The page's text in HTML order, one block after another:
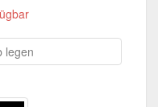
legen